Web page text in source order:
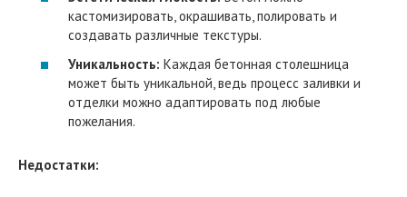
кастомизировать, окрашивать, полировать и
создавать различные текстуры.
Уникальность: Каждая бетонная столешница
может быть уникальной, ведь процесс заливки и
отделки можно адаптировать под любые
пожелания.
Недостатки: